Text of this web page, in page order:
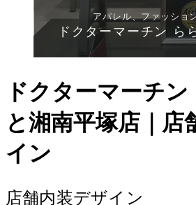
アパレル、ファッショ
ドクターマーチン ら
ドクターマーチ
と湘南平塚店｜店
イン
店舗内装デザイン